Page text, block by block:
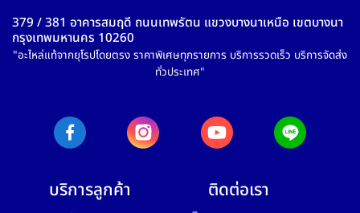
379 / 381 อาคารสมฤดี ถนนเทพรัตน แขวงบางนาเหนือ เขตบางนา
กรุงเทพมหานคร 10260
"อะไหล่แท้จากยุโรปโดยตรง ราคาพิเศษทุกรายการ บริการรวดเร็ว บริการจัดส่ง
ทั่วประเทศ"
บริการลูกค้า ติดต่อเรา